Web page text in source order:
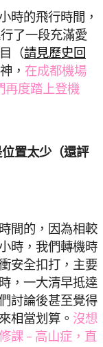
時的飛行時間，
了一段充滿愛
（請見歷史回
， 在成都機場
再度踏上登機
置太少（還評
間的，因為相較
時，我們轉機時
安全扣打，主要
，一大清早抵達
討論後甚至覺得
相當划算。 沒想
課 – 高山症，直